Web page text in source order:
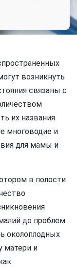
возникнуть
связаны с
их названия
многоводие и
для мамы и
в полости
до проблем
околоплодных
матери и